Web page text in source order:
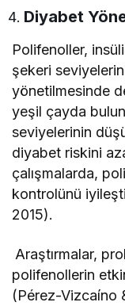
Diyabet
Polifenoller,
şekeri
yönetilmesinde
yeşil çayda
seviyelerinin
diyabet riskini
çalışmalarda,
kontrolünü
2015).
Araştırmalar,
polifenollerin
(Pérez-Vizcaíno